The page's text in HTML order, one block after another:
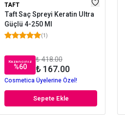
TAFT
Taft Saç Spreyi Keratin Ultra
Güçlü 4-250 Ml
(1)
Kazancınız
%60
₺ 418.00
₺ 167.00
Cosmetica Üyelerine Özel!
Sepete Ekle